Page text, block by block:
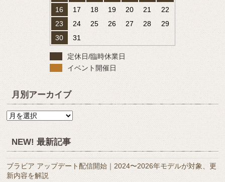
16
17 18 19 20 21
22
23
24 25 26 27 28
29
30
31
定休日/臨時休業日
イベント開催日
月別アーカイブ
月
ア
ー
カ
イ
ブ
NEW! 最新記事
ブラビア アップデート配信開始｜2024〜2026年モデルが対象、更
新内容を解説